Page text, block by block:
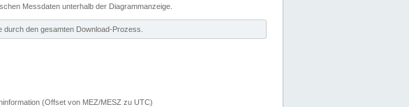
Messdaten unterhalb der Diagrammanzeige.
durch den gesamten Download-Prozess.
(Offset von MEZ/MESZ zu UTC)